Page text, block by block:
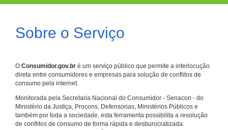
Sobre o Serviço
O Consumidor.gov.br é um serviço público que permite a interlocução
direta entre consumidores e empresas para solução de conflitos de
consumo pela internet.
Monitorada pela Secretaria Nacional do Consumidor - Senacon - do
Ministério da Justiça, Procons, Defensorias, Ministérios Públicos e
também por toda a sociedade, esta ferramenta possibilita a resolução
de conflitos de consumo de forma rápida e desburocratizada: